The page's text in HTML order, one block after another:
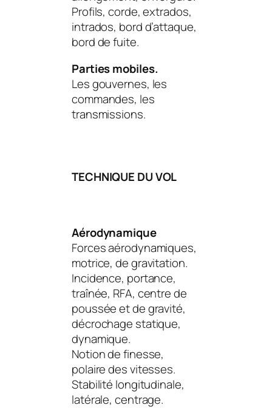
Profils, corde, extrados,
intrados, bord d’attaque,
bord de fuite.
Parties mobiles.
Les gouvernes, les
commandes, les
transmissions.
TECHNIQUE DU VOL
Aérodynamique
Forces aérodynamiques,
motrice, de gravitation.
Incidence, portance,
traînée, RFA, centre de
poussée et de gravité,
décrochage statique,
dynamique.
Notion de finesse,
polaire des vitesses.
Stabilité longitudinale,
latérale, centrage.